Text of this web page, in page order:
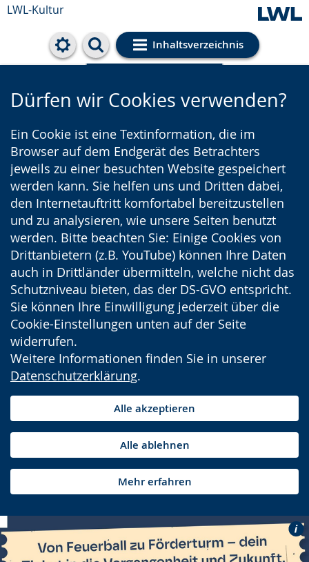
LWL-Kultur
Inhaltsverzeichnis
Cookie-Einstellungen
Dürfen wir Cookies verwenden?
Ein Cookie ist eine Textinformation, die im
Browser auf dem Endgerät des Betrachters
jeweils zu einer besuchten Website gespeichert
werden kann. Sie helfen uns und Dritten dabei,
den Internetauftritt komfortabel bereitzustellen
und zu analysieren, wie unsere Seiten benutzt
werden. Bitte beachten Sie: Einige Cookies von
Drittanbietern (z.B. YouTube) können Ihre Daten
auch in Drittländer übermitteln, welche nicht das
Schutzniveau bieten, das der DS-GVO entspricht.
Sie können Ihre Einwilligung jederzeit über die
Cookie-Einstellungen unten auf der Seite
widerrufen.
Weitere Informationen finden Sie in unserer
Datenschutzerklärung.
Alle akzeptieren
Alle ablehnen
Mehr erfahren